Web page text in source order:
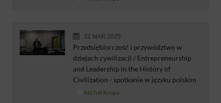
22 MAR 2025
Przedsiębiorczość i przywództwo w
dziejach cywilizacji / Entrepreneurship
and Leadership in the History of
Civilization - spotkanie w języku polskim
Michał Krupa